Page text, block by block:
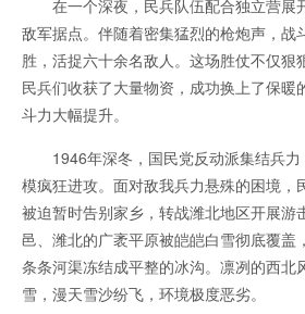
在一个深夜，民兵队伍配合独立营展
敌军据点。伴随着密集猛烈的枪炮声，战
胜，活捉六十余名敌人。这场胜仗不仅狠
民兵们收获了大量物资，成功换上了保暖
斗力大幅提升。
1946年深冬，国民党反动派集结兵
模疯狂进攻。面对敌我兵力悬殊的困境，
被迫暂时告别家乡，转战潍北地区开展游
邑、潍北的广袤平原被皑皑白雪彻底覆盖
条条河渠冻结成平整的冰沟。凛冽的西北
雪，漫天雪沙纷飞，环境极度恶劣。